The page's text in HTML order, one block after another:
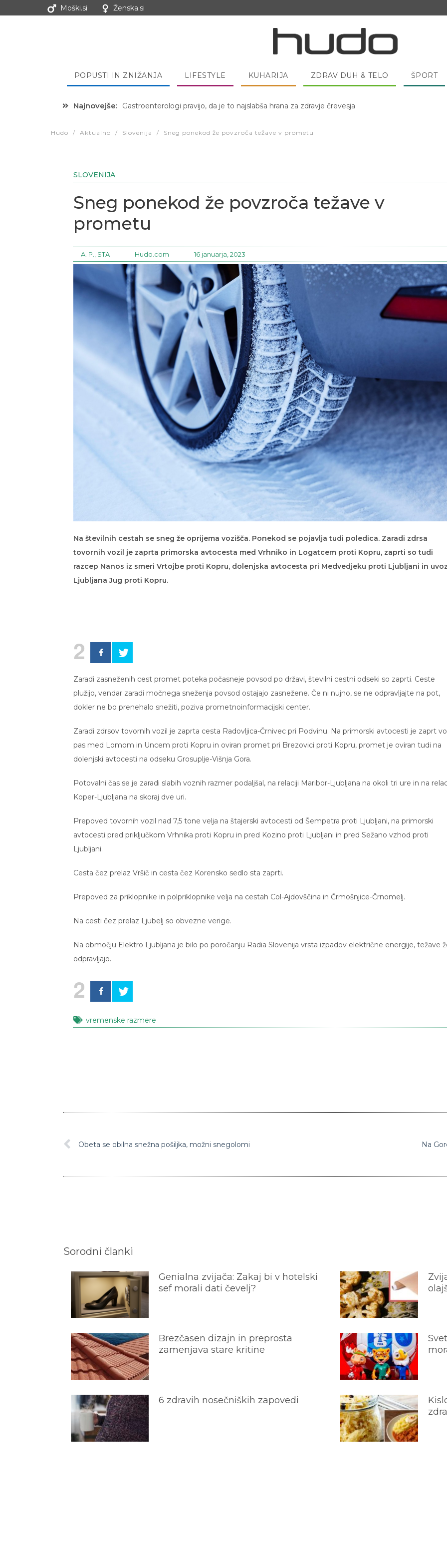
Moški.si Ženska.si
POPUSTI IN ZNIŽANJA LIFESTYLE KUHARIJA ZDRAV DUH & TELO ŠPORT
Najnovejše: Hibernacijska dieta: Zakaj je pred spanjem dobro pojesti žlico medu?
Hudo / Aktualno / Slovenija / Sneg ponekod že povzroča težave v prometu
SLOVENIJA
Sneg ponekod že povzroča težave v
prometu
A. P., STA Hudo.com 16 januarja, 2023
Na številnih cestah se sneg že oprijema vozišča. Ponekod se pojavlja tudi poledica. Zaradi zdrsa
tovornih vozil je zaprta primorska avtocesta med Vrhniko in Logatcem proti Kopru, zaprti so tudi
razcep Nanos iz smeri Vrtojbe proti Kopru, dolenjska avtocesta pri Medvedjeku proti Ljubljani in
Ljubljana Jug proti Kopru.
2
Zaradi zasneženih cest promet poteka počasneje povsod po državi, številni cestni odseki so zaprti. Ceste
plužijo, vendar zaradi močnega sneženja povsod ostajajo zasnežene. Če ni nujno, se ne odpravljajte na pot,
dokler ne bo prenehalo snežiti, poziva prometnoinformacijski center.
Zaradi zdrsov tovornih vozil je zaprta cesta Radovljica-Črnivec pri Podvinu. Na primorski avtocesti je zaprt
pas med Lomom in Uncem proti Kopru in oviran promet pri Brezovici proti Kopru, promet je oviran tudi na
dolenjski avtocesti na odseku Grosuplje-Višnja Gora.
Potovalni čas se je zaradi slabih voznih razmer podaljšal, na relaciji Maribor-Ljubljana na okoli tri ure in na
Koper-Ljubljana na skoraj dve uri.
Prepoved tovornih vozil nad 7,5 tone velja na štajerski avtocesti od Šempetra proti Ljubljani, na primorski
avtocesti pred priključkom Vrhnika proti Kopru in pred Kozino proti Ljubljani in pred Sežano vzhod proti
Ljubljani.
Cesta čez prelaz Vršič in cesta čez Korensko sedlo sta zaprti.
Prepoved za priklopnike in polpriklopnike velja na cestah Col-Ajdovščina in Črmošnjice-Črnomelj.
Na cesti čez prelaz Ljubelj so obvezne verige.
Na območju Elektro Ljubljana je bilo po poročanju Radia Slovenija vrsta izpadov električne energije, težave
odpravljajo.
2
vremenske razmere
Obeta se obilna snežna pošiljka, možni snegolomi Na
Sorodni članki
Genialna zvijača: Zakaj bi v hotelski
sef morali dati čevelj?
Brezčasen dizajn in preprosta
zamenjava stare kritine
6 zdravih nosečniških zapovedi